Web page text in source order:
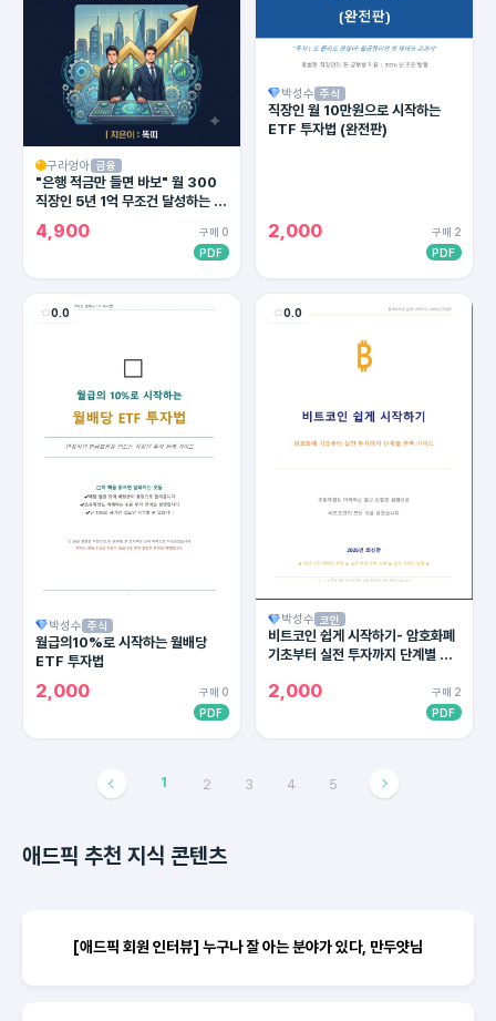
구라엉아 금융
"은행 적금만 들면 바보" 월 300
직장인 5년 1억 무조건 달성하는 4
대 통장 세팅법 (2026 최신판)
4,900
구매 0
PDF
박성수 주식
직장인 월 10만원으로 시작하는
ETF 투자법 (완전판)
2,000
구매 2
PDF
0.0
박성수 주식
월급의10%로 시작하는 월배당
ETF 투자법
2,000
구매 0
PDF
0.0
박성수 코인
비트코인 쉽게 시작하기- 암호화폐
기초부터 실전 투자까지 단계별 완
2,000
구매 2
PDF
1 2 3 4 5
애드픽 추천 지식 콘텐츠
[애드픽 회원 인터뷰] 누구나 잘 아는 분야가 있다, 만두얏님